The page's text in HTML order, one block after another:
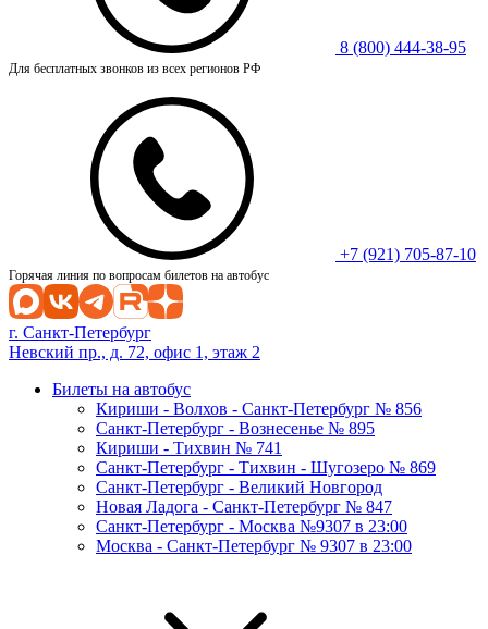
8 (800) 444-38-95
Для бесплатных звонков из всех регионов РФ
+7 (921) 705-87-10
Горячая линия по вопросам билетов на автобус
г. Санкт-Петербург
Невский пр., д. 72, офис 1, этаж 2
Билеты на автобус
Кириши - Волхов - Санкт-Петербург № 856
Санкт-Петербург - Вознесенье № 895
Кириши - Тихвин № 741
Санкт-Петербург - Тихвин - Шугозеро № 869
Санкт-Петербург - Великий Новгород
Новая Ладога - Санкт-Петербург № 847
Санкт-Петербург - Москва №9307 в 23:00
Москва - Санкт-Петербург № 9307 в 23:00